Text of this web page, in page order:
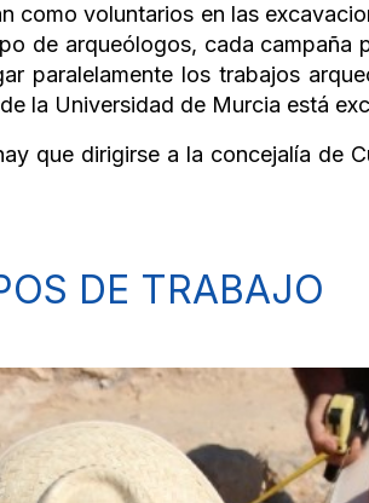
DE TRABAJO
como voluntarios en las
de arqueólogos, cada campaña
paralelamente los trabajos
la Universidad de Murcia está
que dirigirse a la concejalía de